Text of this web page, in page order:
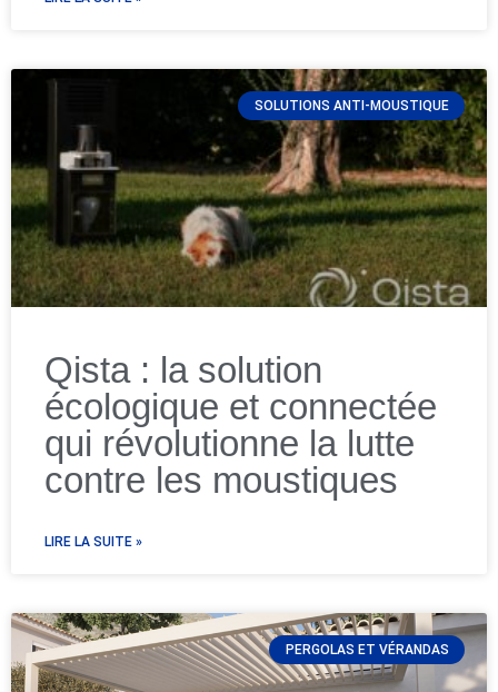
SOLUTIONS ANTI-MOUSTIQUE
Qista : la solution
écologique et connectée
qui révolutionne la lutte
contre les moustiques
LIRE LA SUITE »
PERGOLAS ET VÉRANDAS